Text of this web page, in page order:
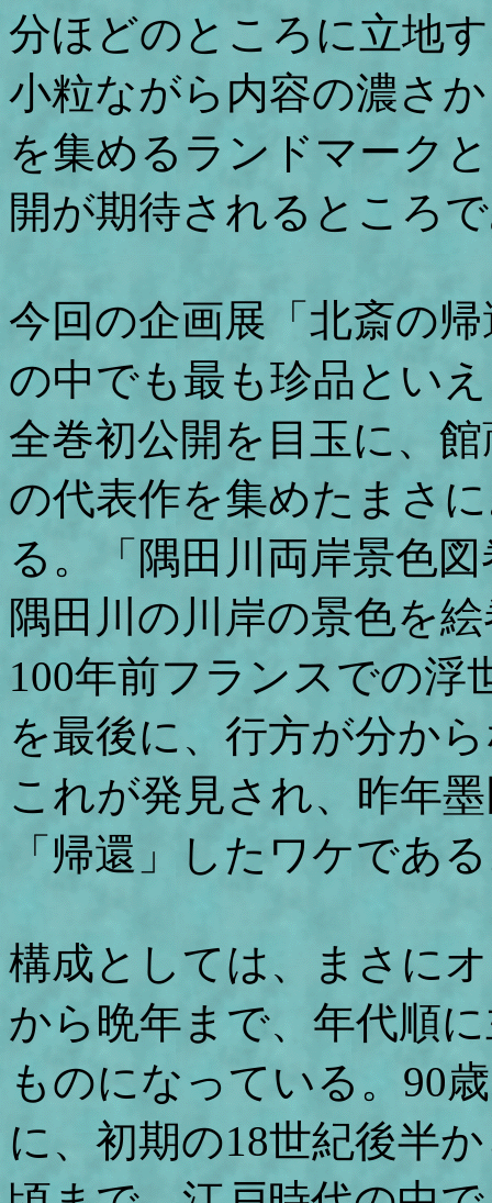
分ほどのところに立地
小粒ながら内容の濃さ
を集めるランドマーク
開が期待されるところ
今回の企画展「北斎の
の中でも最も珍品とい
全巻初公開を目玉に、
の代表作を集めたまさ
る。「隅田川両岸景色
隅田川の川岸の景色を
100年前フランスでの浮
を最後に、行方が分か
これが発見され、昨年
「帰還」したワケであ
構成としては、まさに
から晩年まで、年代順
ものになっている。90
に、初期の18世紀後半